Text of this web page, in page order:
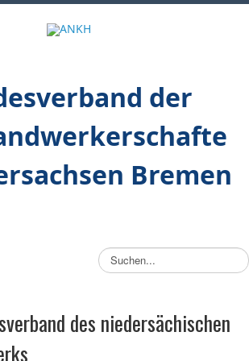
der
Bremen
S
u
e
n
des niedersächischen